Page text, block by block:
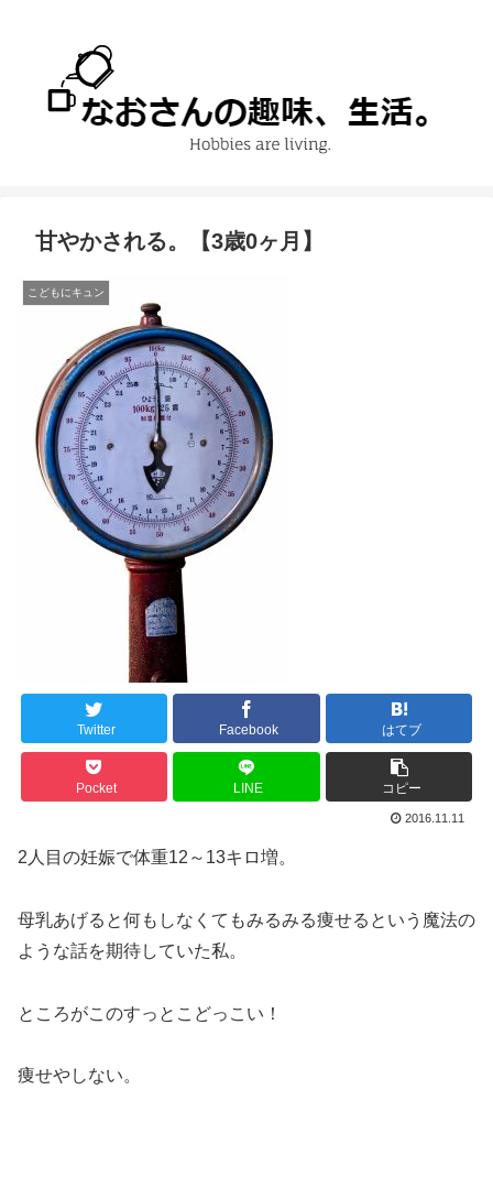
甘やかされる。【3歳0ヶ月】
こどもにキュン
Twitter Facebook はてブ
Pocket LINE コピー
2016.11.11
2人目の妊娠で体重12～13キロ増。
母乳あげると何もしなくてもみるみる痩せるという魔法の
ような話を期待していた私。
ところがこのすっとこどっこい！
痩せやしない。